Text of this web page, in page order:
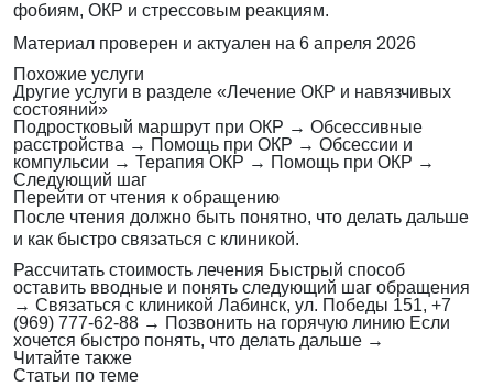
фобиям, ОКР и стрессовым реакциям.
Материал проверен и актуален на 6 апреля 2026
Похожие услуги
Другие услуги в разделе «Лечение ОКР и навязчивых
состояний»
Подростковый маршрут при ОКР → Обсессивные
расстройства → Помощь при ОКР → Обсессии и
компульсии → Терапия ОКР → Помощь при ОКР →
Следующий шаг
Перейти от чтения к обращению
После чтения должно быть понятно, что делать дальше
и как быстро связаться с клиникой.
Рассчитать стоимость лечения Быстрый способ
оставить вводные и понять следующий шаг обращения
→ Связаться с клиникой Лабинск, ул. Победы 151, +7
(969) 777-62-88 → Позвонить на горячую линию Если
хочется быстро понять, что делать дальше →
Читайте также
Статьи по теме